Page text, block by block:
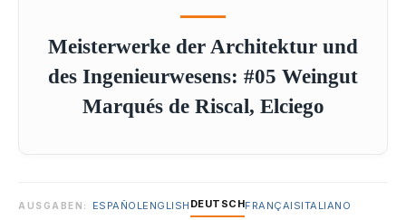
Meisterwerke der Architektur und
des Ingenieurwesens: #05 Weingut
Marqués de Riscal, Elciego
AUSGABEN: ESPAÑOLENGLISH DEUTSCHFRANÇAISITALIANO